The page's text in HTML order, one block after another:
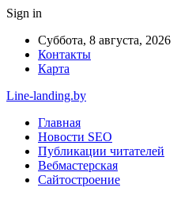
Sign in
Суббота, 8 августа, 2026
Контакты
Карта
Line-landing.by
Главная
Новости SEO
Публикации читателей
Вебмастерская
Сайтостроение